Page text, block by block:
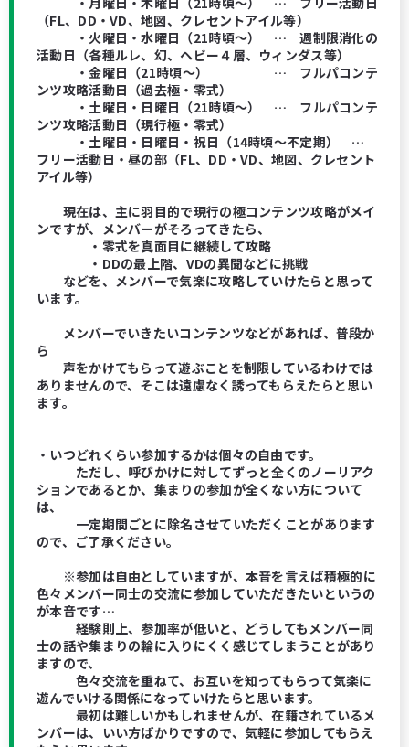
（FL、DD・VD、地図、クレセントアイル等）
・火曜日・水曜日（21時頃～） … 週制限消化の
活動日（各種ルレ、幻、ヘビー４層、ウィンダス等）
・金曜日（21時頃～） … フルパコンテ
ンツ攻略活動日（過去極・零式）
・土曜日・日曜日（21時頃～） … フルパコンテ
ンツ攻略活動日（現行極・零式）
・土曜日・日曜日・祝日（14時頃～不定期） …
フリー活動日・昼の部（FL、DD・VD、地図、クレセント
アイル等）
現在は、主に羽目的で現行の極コンテンツ攻略がメイ
ンですが、メンバーがそろってきたら、
・零式を真面目に継続して攻略
・DDの最上階、VDの異聞などに挑戦
などを、メンバーで気楽に攻略していけたらと思って
います。
メンバーでいきたいコンテンツなどがあれば、普段か
ら
声をかけてもらって遊ぶことを制限しているわけでは
ありませんので、そこは遠慮なく誘ってもらえたらと思い
ます。
・いつどれくらい参加するかは個々の自由です。
ただし、呼びかけに対してずっと全くのノーリアク
ションであるとか、集まりの参加が全くない方について
は、
一定期間ごとに除名させていただくことがあります
ので、ご了承ください。
※参加は自由としていますが、本音を言えば積極的に
色々メンバー同士の交流に参加していただきたいというの
が本音です…
経験則上、参加率が低いと、どうしてもメンバー同
士の話や集まりの輪に入りにくく感じてしまうことがあり
ますので、
色々交流を重ねて、お互いを知ってもらって気楽に
遊んでいける関係になっていけたらと思います。
最初は難しいかもしれませんが、在籍されているメ
ンバーは、いい方ばかりですので、気軽に参加してもらえ